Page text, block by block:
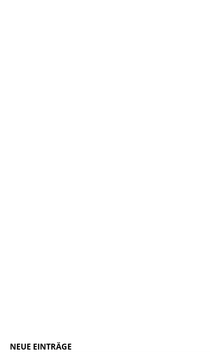
NEUE EINTRÄGE